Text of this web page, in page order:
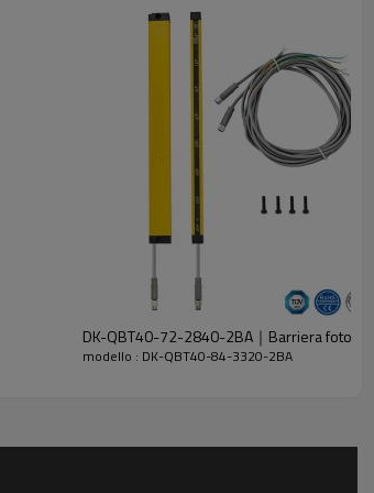
DK-QBT40-72-2840-2BA｜Barriera
modello : DK-QBT40-84-3320-2BA